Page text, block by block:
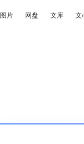
图片 网盘 文库 文